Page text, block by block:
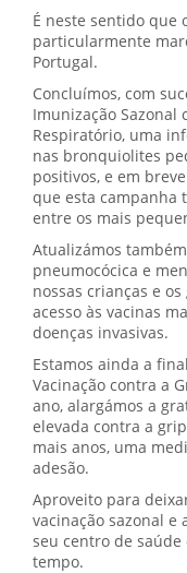
É neste sentido que
particularmente
Portugal.
Concluímos, com
Imunização Sazonal
Respiratório, uma
nas bronquiolites
positivos, e em
que esta campanha
entre os mais
Atualizámos
pneumocócica e
nossas crianças e
acesso às vacinas
doenças invasivas.
Estamos ainda a
Vacinação contra a
ano, alargámos a
elevada contra a
mais anos, uma
adesão.
Aproveito para
vacinação sazonal e
seu centro de saúde
tempo.